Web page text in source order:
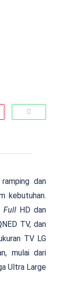
dan
kebutuhan.
Full HD dan
TV, dan
TV LG
mulai dari
Ultra Large